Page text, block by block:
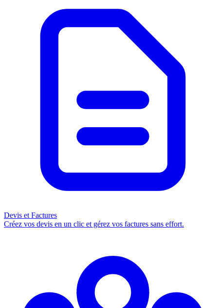
Devis et Factures
Créez vos devis en un clic et gérez vos factures sans effort.